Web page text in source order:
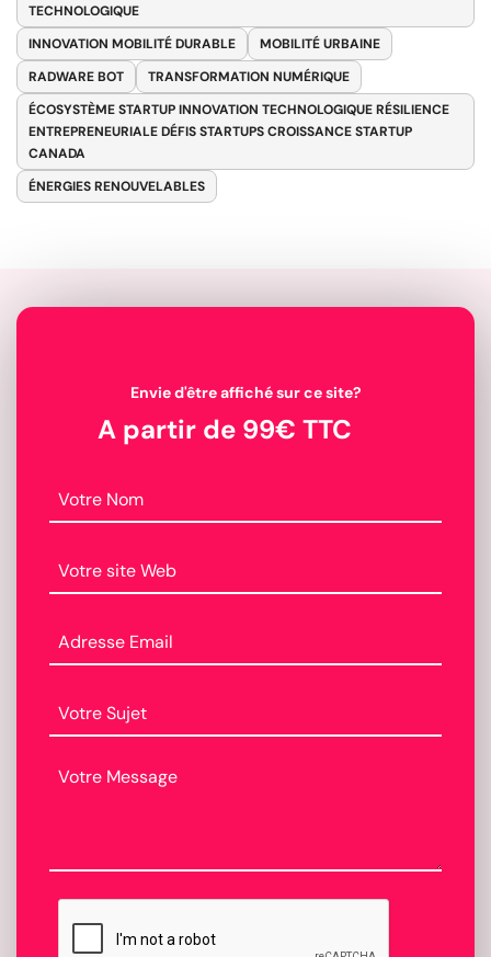
TECHNOLOGIQUE
INNOVATION MOBILITÉ DURABLE
MOBILITÉ URBAINE
RADWARE BOT
TRANSFORMATION NUMÉRIQUE
ÉCOSYSTÈME STARTUP INNOVATION TECHNOLOGIQUE RÉSILIENCE
ENTREPRENEURIALE DÉFIS STARTUPS CROISSANCE STARTUP
CANADA
ÉNERGIES RENOUVELABLES
Envie d'être affiché sur ce site?
A partir de 99€ TTC